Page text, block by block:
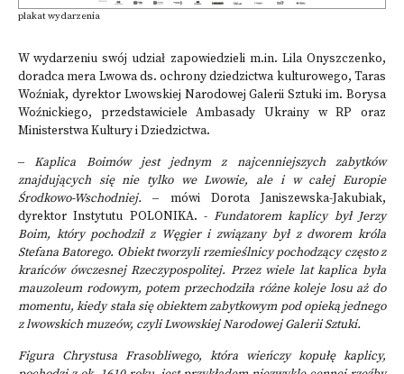
plakat wydarzenia
W wydarzeniu swój udział zapowiedzieli m.in. Lila Onyszczenko,
doradca mera Lwowa ds. ochrony dziedzictwa kulturowego, Taras
Woźniak, dyrektor Lwowskiej Narodowej Galerii Sztuki im. Borysa
Woźnickiego, przedstawiciele Ambasady Ukrainy w RP oraz
Ministerstwa Kultury i Dziedzictwa.
‒ Kaplica Boimów jest jednym z najcenniejszych zabytków
znajdujących się nie tylko we Lwowie, ale i w całej Europie
Środkowo-Wschodniej. ‒ mówi Dorota Janiszewska-Jakubiak,
dyrektor Instytutu POLONIKA. -Fundatorem kaplicy był Jerzy
Boim, który pochodził z Węgier i związany był z dworem króla
Stefana Batorego. Obiekt tworzyli rzemieślnicy pochodzący często z
krańców ówczesnej Rzeczypospolitej. Przez wiele lat kaplica była
mauzoleum rodowym, potem przechodziła różne koleje losu aż do
momentu, kiedy stała się obiektem zabytkowym pod opieką jednego
z lwowskich muzeów, czyli Lwowskiej Narodowej Galerii Sztuki.
Figura Chrystusa Frasobliwego, która wieńczy kopułę kaplicy,